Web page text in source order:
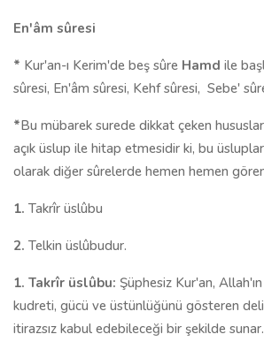
En'âm sûresi
* Kur'an-ı Kerim'de beş sûre Hamd ile
sûresi, En'âm sûresi, Kehf sûresi, Sebe'
*Bu mübarek surede dik­kat çeken
açık üslup ile hitap etmesidir ki, bu
olarak diğer sûrelerde hemen hemen
1. Takrîr üslûbu
2. Telkin üslûbudur.
1. Takrîr üslûbu: Şüphesiz Kur'an, Allah'ın
kudreti, gücü ve üstünlüğünü gösteren
itirazsız kabul edebileceği bir şekilde